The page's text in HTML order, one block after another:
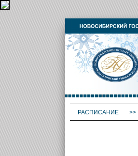
РАСПИСАНИЕ >>